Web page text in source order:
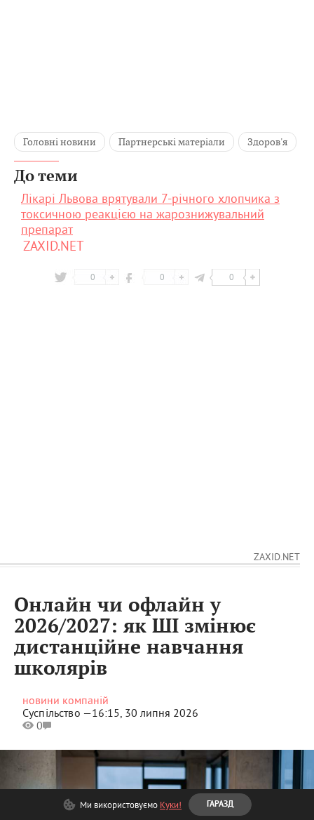
Головні новини Партнерські матеріали Здоров'я
До теми
Лікарі Львова врятували 7-річного хлопчика з
токсичною реакцією на жарознижувальний
препарат
ZAXID.NET
0 0 0
ZAXID.NET
Онлайн чи офлайн у
2026/2027: як ШІ змінює
дистанційне навчання
школярів
новини компаній
Суспільство —16:15, 30 липня 2026
0
Ми використовуємо Куки! ГАРАЗД